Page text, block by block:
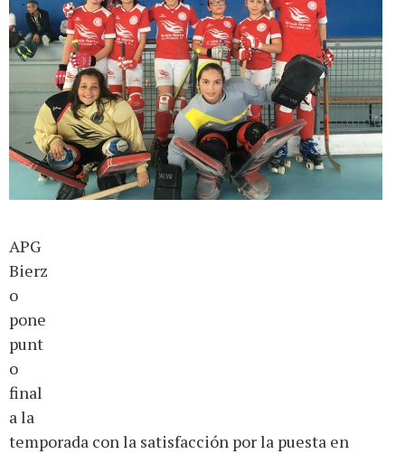
APG
Bierz
o
pone
punt
o
final
a la
temporada con la satisfacción por la puesta en